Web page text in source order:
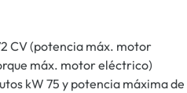
CV (potencia máx. motor
máx. motor eléctrico)
kW 75 y potencia máxima de